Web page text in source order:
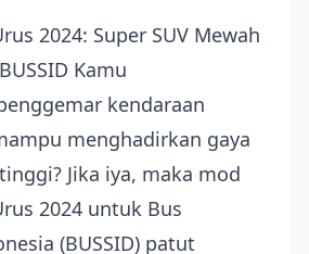
2024: Super SUV Mewah
Kamu
kendaraan
menghadirkan gaya
Jika iya, maka mod
2024 untuk Bus
(BUSSID) patut